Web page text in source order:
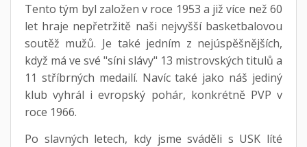
Tento tým byl založen v roce 1953 a již více než 60
let hraje nepřetržitě naši nejvyšší basketbalovou
soutěž mužů. Je také jedním z nejúspěšnějších,
když má ve své "síni slávy" 13 mistrovských titulů a
11 stříbrných medailí. Navíc také jako náš jediný
klub vyhrál i evropský pohár, konkrétně PVP v
roce 1966.
Po slavných letech, kdy jsme sváděli s USK líté